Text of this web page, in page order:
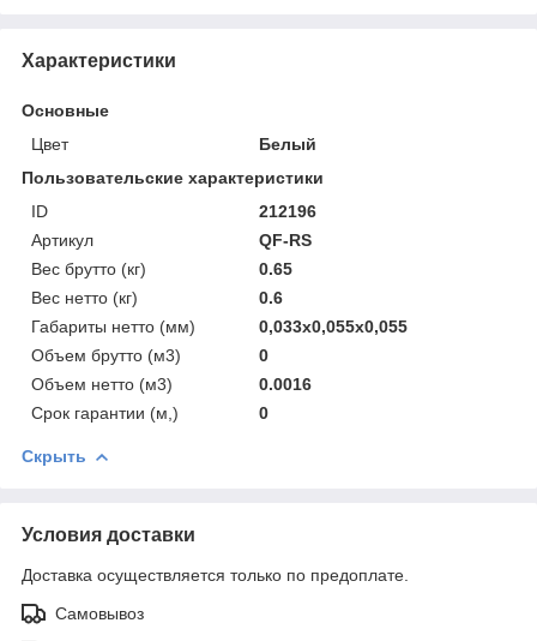
Характеристики
Основные
Цвет
Белый
Пользовательские характеристики
ID
212196
Артикул
QF-RS
Вес брутто (кг)
0.65
Вес нетто (кг)
0.6
Габариты нетто (мм)
0,033x0,055x0,055
Объем брутто (м3)
0
Объем нетто (м3)
0.0016
Срок гарантии (м,)
0
Скрыть
Условия доставки
Доставка осуществляется только по предоплате.
Самовывоз